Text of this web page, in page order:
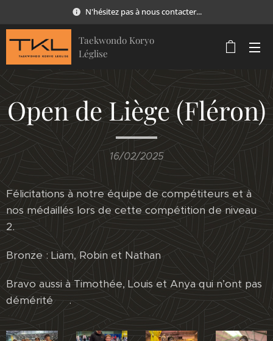
N'hésitez pas à nous contacter...
Taekwondo Koryo
Léglise
Open de Liège (Fléron)
16/02/2025
Félicitations à notre équipe de compétiteurs et à
nos médaillés lors de cette compétition de niveau
2.
Bronze : Liam, Robin et Nathan
Bravo aussi à Timothée, Louis et Anya qui n’ont pas
démérité 💪.